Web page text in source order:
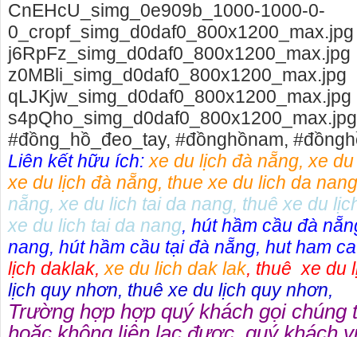
CnEHcU_simg_0e909b_1000-1000-0-
0_cropf_simg_d0daf0_800x1200_max.jpg
j6RpFz_simg_d0daf0_800x1200_max.jpg
z0MBli_simg_d0daf0_800x1200_max.jpg
qLJKjw_simg_d0daf0_800x1200_max.jpg
#đồng_hồ_đeo_tay, #đồnghồnam,
Liên kết hữu ích:xe du lịch đà nẵng,xe
xe du lịch đà nẵng, thue xe du lich da nang
nẵng,xe du lich tai da nang, thuê xe du
xe du lich tai da nang, hút hầm cầu đà
nang, hút hầm cầu tại đà nẵng, hut ham
lịch daklak,xe du lich dak lak, thuê xe du
lịch quy nhơn, thuê xe du lịch quy nhơn,
Trường hợp hợp quý khách gọi chúng